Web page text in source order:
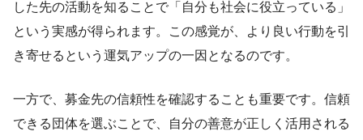
した先の活動を知ることで「自分も社会に役立っている」
という実感が得られます。この感覚が、より良い行動を引
き寄せるという運気アップの一因となるのです。
一方で、募金先の信頼性を確認することも重要です。信頼
できる団体を選ぶことで、自分の善意が正しく活用される